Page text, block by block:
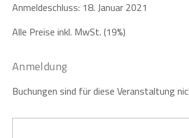
Anmeldeschluss: 18. Januar 2021
Alle Preise inkl. MwSt. (19%)
Anmeldung
Buchungen sind für diese Veranstaltung